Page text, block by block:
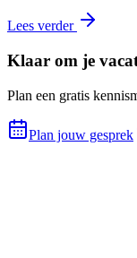
Lees verder
Klaar om je
Plan een gratis
Plan jouw gesprek